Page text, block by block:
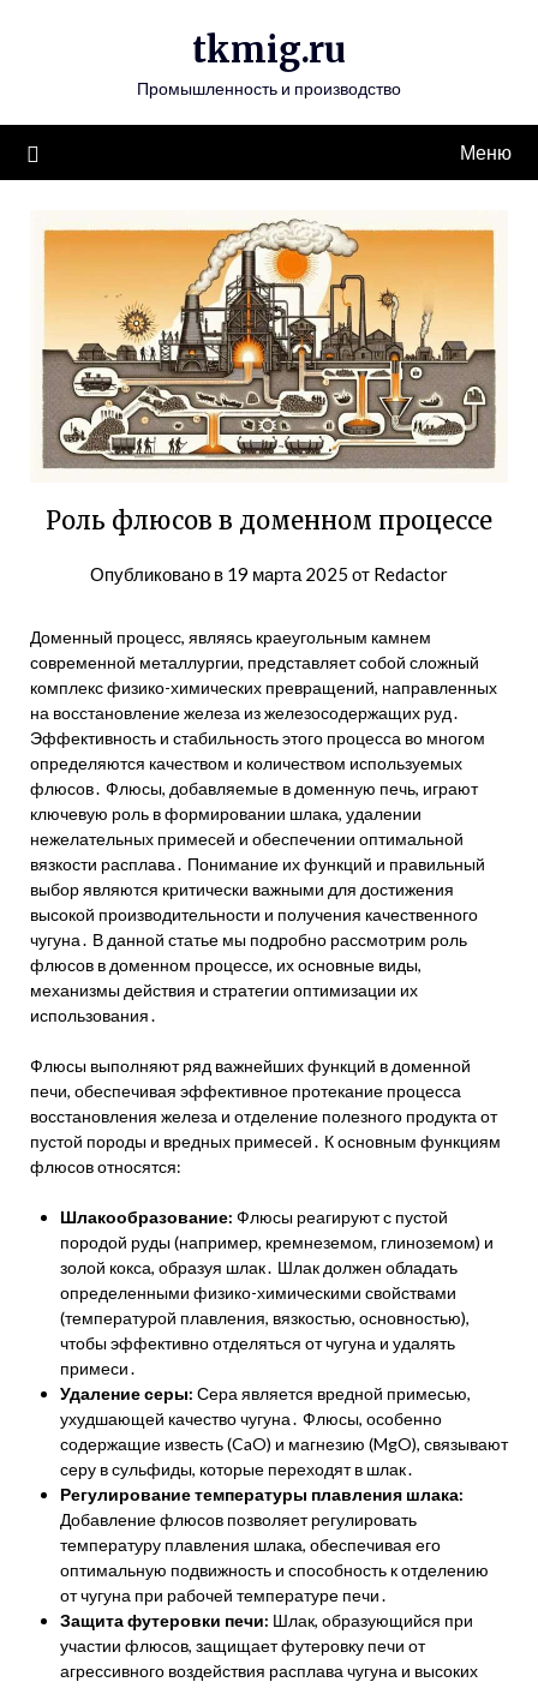
tkmig.ru
Промышленность и производство
Меню
Роль флюсов в доменном процессе
Опубликовано в 19 марта 2025 от Redactor
Доменный процесс, являясь краеугольным камнем
современной металлургии, представляет собой сложный
комплекс физико-химических превращений, направленных
на восстановление железа из железосодержащих руд․
Эффективность и стабильность этого процесса во многом
определяются качеством и количеством используемых
флюсов․ Флюсы, добавляемые в доменную печь, играют
ключевую роль в формировании шлака, удалении
нежелательных примесей и обеспечении оптимальной
вязкости расплава․ Понимание их функций и правильный
выбор являются критически важными для достижения
высокой производительности и получения качественного
чугуна․ В данной статье мы подробно рассмотрим роль
флюсов в доменном процессе, их основные виды,
механизмы действия и стратегии оптимизации их
использования․
Флюсы выполняют ряд важнейших функций в доменной
печи, обеспечивая эффективное протекание процесса
восстановления железа и отделение полезного продукта от
пустой породы и вредных примесей․ К основным функциям
флюсов относятся:
Шлакообразование: Флюсы реагируют с пустой
породой руды (например, кремнеземом, глиноземом) и
золой кокса, образуя шлак․ Шлак должен обладать
определенными физико-химическими свойствами
(температурой плавления, вязкостью, основностью),
чтобы эффективно отделяться от чугуна и удалять
примеси․
Удаление серы: Сера является вредной примесью,
ухудшающей качество чугуна․ Флюсы, особенно
содержащие известь (CaO) и магнезию (MgO), связывают
серу в сульфиды, которые переходят в шлак․
Регулирование температуры плавления шлака:
Добавление флюсов позволяет регулировать
температуру плавления шлака, обеспечивая его
оптимальную подвижность и способность к отделению
от чугуна при рабочей температуре печи․
Защита футеровки печи: Шлак, образующийся при
участии флюсов, защищает футеровку печи от
агрессивного воздействия расплава чугуна и высоких